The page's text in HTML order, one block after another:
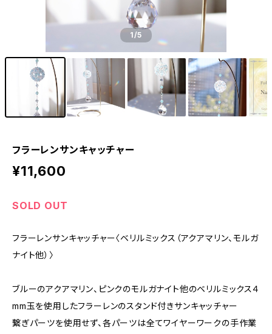
1/5
フラーレンサンキャッチャー
¥11,600
SOLD OUT
フラーレンサンキャッチャー〈ベリルミックス（アクアマリン、モルガ
ナイト他）〉
ブルーのアクアマリン、ピンクのモルガナイト他のベリルミックス４
mm玉を使用したフラーレンのスタンド付きサンキャッチャー
繋ぎパーツを使用せず、各パーツは全てワイヤーワークの手作業